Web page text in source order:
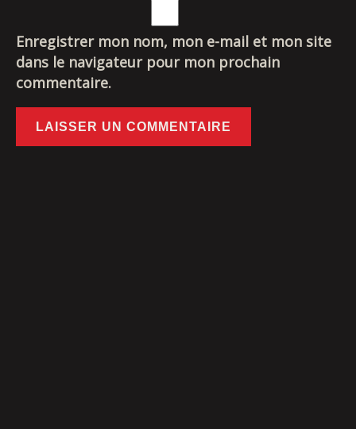
Enregistrer mon nom, mon e-mail et mon site
dans le navigateur pour mon prochain
commentaire.